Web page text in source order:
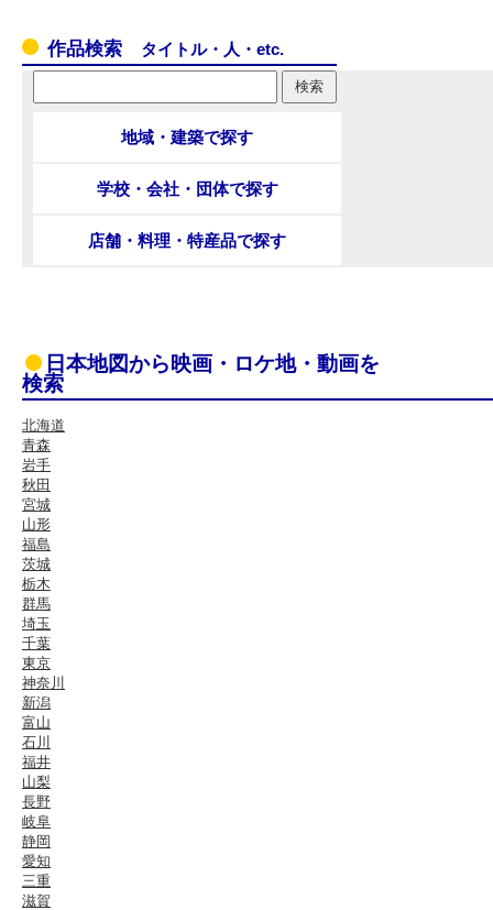
作品検索 タイトル・人・etc.
地域・建築で探す
学校・会社・団体で探す
店舗・料理・特産品で探す
日本地図から映画・ロケ地・動画を
検索
北海道
青森
岩手
秋田
宮城
山形
福島
茨城
栃木
群馬
埼玉
千葉
東京
神奈川
新潟
富山
石川
福井
山梨
長野
岐阜
静岡
愛知
三重
滋賀